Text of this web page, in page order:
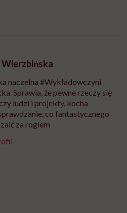
naczelna #Wykładowczyni
Sprawia, że pewne rzeczy się
ludzi i projekty, kocha
co fantastycznego
za rogiem